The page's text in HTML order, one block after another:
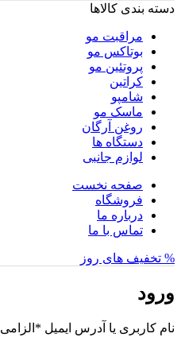
دسته بندی کالاها
مراقبت مو
بوتاکس مو
پروتئین مو
کراتین
شامپو
ماسک مو
روغن آرگان
دستگاه ها
لوازم جانبی
صفحه نخست
فروشگاه
درباره ما
تماس با ما
% تخفیف های روز
ورود
نام کاربری یا آدرس ایمیل * الزامی